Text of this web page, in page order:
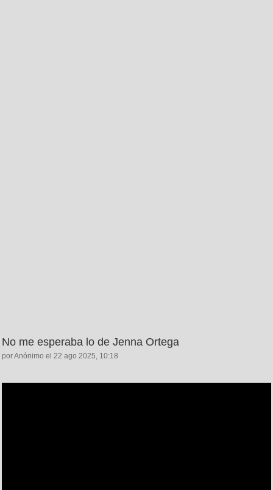
No me esperaba lo de Jenna Ortega
por Anónimo el 22 ago 2025, 10:18